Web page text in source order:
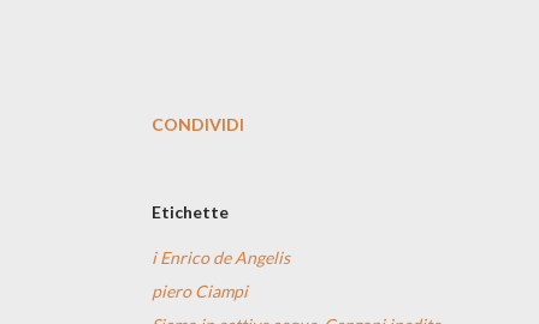
CONDIVIDI
Etichette
i Enrico de Angelis
piero Ciampi